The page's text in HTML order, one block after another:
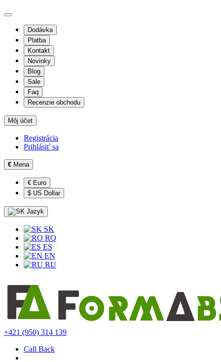
Dodávka
Platba
Kontakt
Novinky
Blog
Sale
Faq
Recenzie obchodu
Môj účet
Registrácia
Prihlásiť sa
€ Mena
€ Euro
$ US Dollar
Jazyk
SK
RO
ES
EN
RU
+421 (950) 314 139
Call Back